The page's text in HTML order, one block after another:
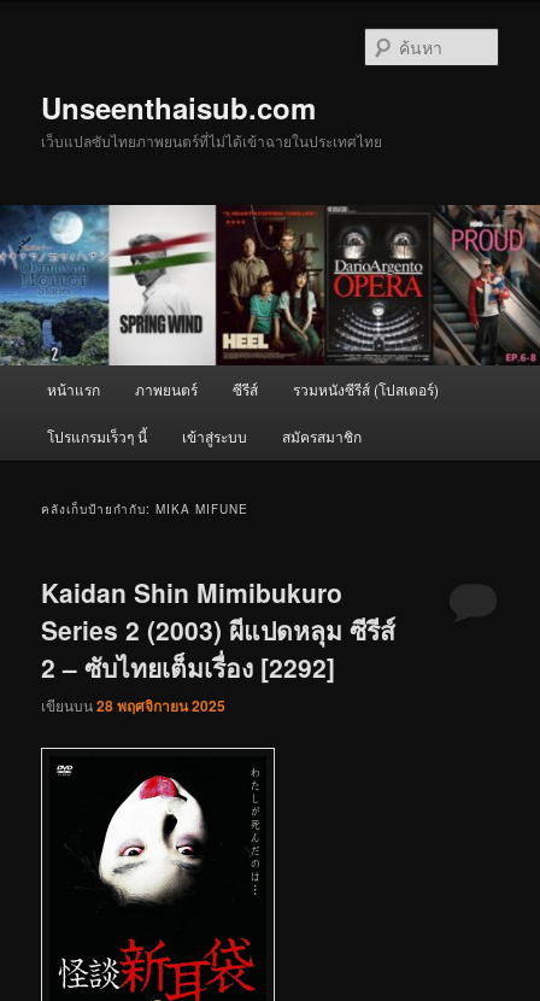
Unseenthaisub.com
เว็บแปลซับไทยภาพยนตร์ที่ไม่ได้เข้าฉายในประเทศไทย
หน้าแรก ภาพยนตร์ ซีรีส์ รวมหนังซีรีส์ (โปสเตอร์)
โปรแกรมเร็วๆ นี้ เข้าสู่ระบบ สมัครสมาชิก
คลังเก็บป้ายกำกับ:MIKA MIFUNE
Kaidan Shin Mimibukuro
Series 2 (2003) ผีแปดหลุม ซีรีส์
2 – ซับไทยเต็มเรื่อง [2292]
เขียนบน28 พฤศจิกายน 2025